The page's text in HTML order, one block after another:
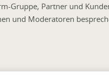
Gruppe, Partner und
und Moderatoren